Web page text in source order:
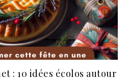
: 10 idées écolos autour